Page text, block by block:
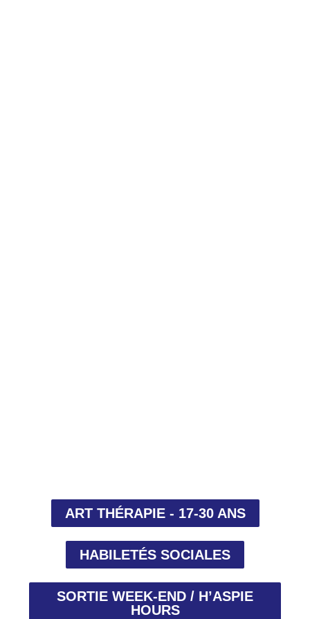
ART THÉRAPIE - 17-30 ANS
HABILETÉS SOCIALES
SORTIE WEEK-END / H’ASPIE
HOURS